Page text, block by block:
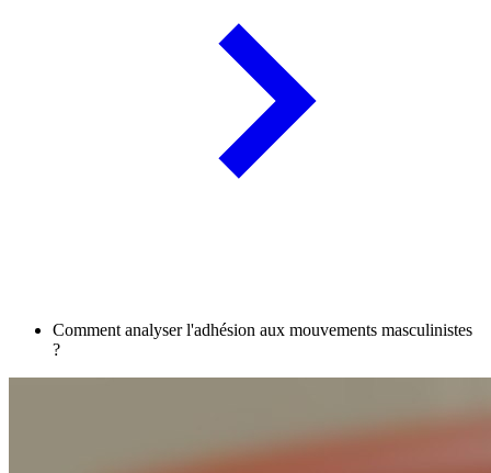
Comment analyser l'adhésion aux mouvements masculinistes
?